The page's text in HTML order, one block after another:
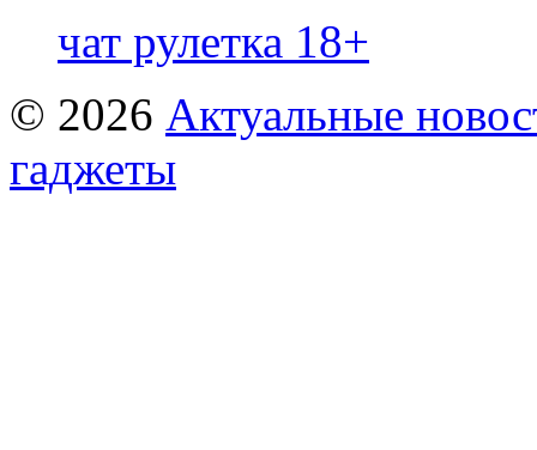
чат рулетка 18+
© 2026 Актуальные
гаджеты